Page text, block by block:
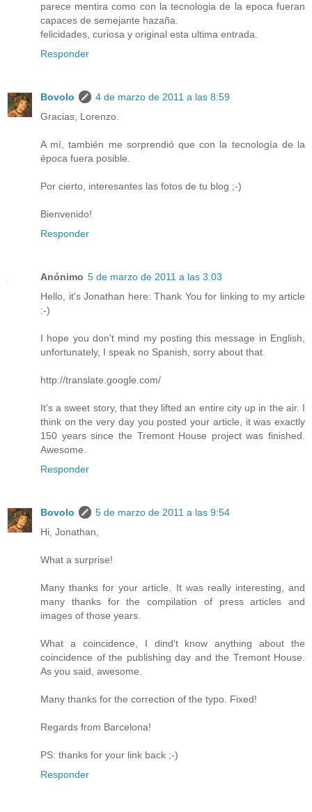
parece mentira como con la tecnologia de la epoca fueran
capaces de semejante hazaña.
felicidades, curiosa y original esta ultima entrada.
Responder
Bovolo
4 de marzo de 2011 a las 8:59
Gracias, Lorenzo.
A mí, también me sorprendió que con la tecnología de la
época fuera posible.
Por cierto, interesantes las fotos de tu blog ;-)
Bienvenido!
Responder
Anónimo 5 de marzo de 2011 a las 3:03
Hello, it's Jonathan here: Thank You for linking to my article
:-)
I hope you don't mind my posting this message in English,
unfortunately, I speak no Spanish, sorry about that.
http://translate.google.com/
It's a sweet story, that they lifted an entire city up in the air. I
think on the very day you posted your article, it was exactly
150 years since the Tremont House project was finished.
Awesome.
Responder
Bovolo
5 de marzo de 2011 a las 9:54
Hi, Jonathan,
What a surprise!
Many thanks for your article. It was really interesting, and
many thanks for the compilation of press articles and
images of those years.
What a coincidence, I dind't know anything about the
coincidence of the publishing day and the Tremont House.
As you said, awesome.
Many thanks for the correction of the typo. Fixed!
Regards from Barcelona!
PS: thanks for your link back ;-)
Responder